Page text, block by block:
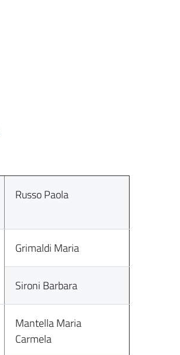
Russo Paola
Grimaldi Maria
Sironi Barbara
Mantella Maria
Carmela